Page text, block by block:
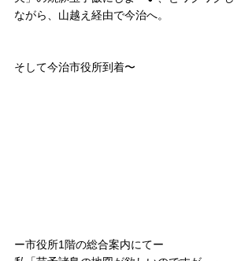
ながら、山越え経由で今治へ。
そして今治市役所到着〜
ー市役所1階の総合案内にてー